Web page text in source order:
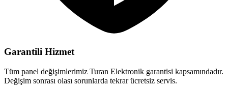
Garantili Hizmet
Tüm panel değişimlerimiz Turan Elektronik garantisi kapsamındadır.
Değişim sonrası olası sorunlarda tekrar ücretsiz servis.